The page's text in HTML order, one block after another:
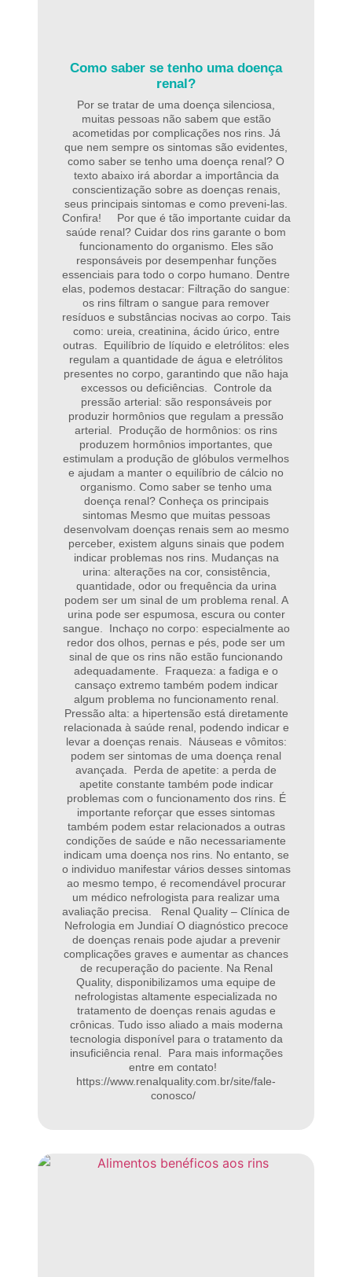
Como saber se tenho uma doença
renal?
Por se tratar de uma doença silenciosa,
muitas pessoas não sabem que estão
acometidas por complicações nos rins. Já
que nem sempre os sintomas são evidentes,
como saber se tenho uma doença renal? O
texto abaixo irá abordar a importância da
conscientização sobre as doenças renais,
seus principais sintomas e como preveni-las.
Confira! Por que é tão importante cuidar da
saúde renal? Cuidar dos rins garante o bom
funcionamento do organismo. Eles são
responsáveis por desempenhar funções
essenciais para todo o corpo humano. Dentre
elas, podemos destacar: Filtração do sangue:
os rins filtram o sangue para remover
resíduos e substâncias nocivas ao corpo. Tais
como: ureia, creatinina, ácido úrico, entre
outras. Equilíbrio de líquido e eletrólitos: eles
regulam a quantidade de água e eletrólitos
presentes no corpo, garantindo que não haja
excessos ou deficiências. Controle da
pressão arterial: são responsáveis por
produzir hormônios que regulam a pressão
arterial. Produção de hormônios: os rins
produzem hormônios importantes, que
estimulam a produção de glóbulos vermelhos
e ajudam a manter o equilíbrio de cálcio no
organismo. Como saber se tenho uma
doença renal? Conheça os principais
sintomas Mesmo que muitas pessoas
desenvolvam doenças renais sem ao mesmo
perceber, existem alguns sinais que podem
indicar problemas nos rins. Mudanças na
urina: alterações na cor, consistência,
quantidade, odor ou frequência da urina
podem ser um sinal de um problema renal. A
urina pode ser espumosa, escura ou conter
sangue. Inchaço no corpo: especialmente ao
redor dos olhos, pernas e pés, pode ser um
sinal de que os rins não estão funcionando
adequadamente. Fraqueza: a fadiga e o
cansaço extremo também podem indicar
algum problema no funcionamento renal.
Pressão alta: a hipertensão está diretamente
relacionada à saúde renal, podendo indicar e
levar a doenças renais. Náuseas e vômitos:
podem ser sintomas de uma doença renal
avançada. Perda de apetite: a perda de
apetite constante também pode indicar
problemas com o funcionamento dos rins. É
importante reforçar que esses sintomas
também podem estar relacionados a outras
condições de saúde e não necessariamente
indicam uma doença nos rins. No entanto, se
o individuo manifestar vários desses sintomas
ao mesmo tempo, é recomendável procurar
um médico nefrologista para realizar uma
avaliação precisa. Renal Quality – Clínica de
Nefrologia em Jundiaí O diagnóstico precoce
de doenças renais pode ajudar a prevenir
complicações graves e aumentar as chances
de recuperação do paciente. Na Renal
Quality, disponibilizamos uma equipe de
nefrologistas altamente especializada no
tratamento de doenças renais agudas e
crônicas. Tudo isso aliado a mais moderna
tecnologia disponível para o tratamento da
insuficiência renal. Para mais informações
entre em contato!
https://www.renalquality.com.br/site/fale-
conosco/